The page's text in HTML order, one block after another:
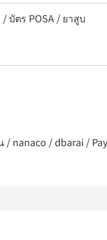
บัตร POSA / ยาสูบ
nanaco / dbarai /